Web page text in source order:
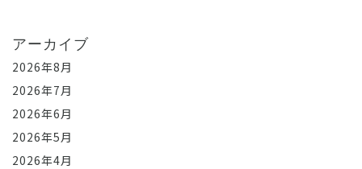
アーカイブ
2026年8月
2026年7月
2026年6月
2026年5月
2026年4月